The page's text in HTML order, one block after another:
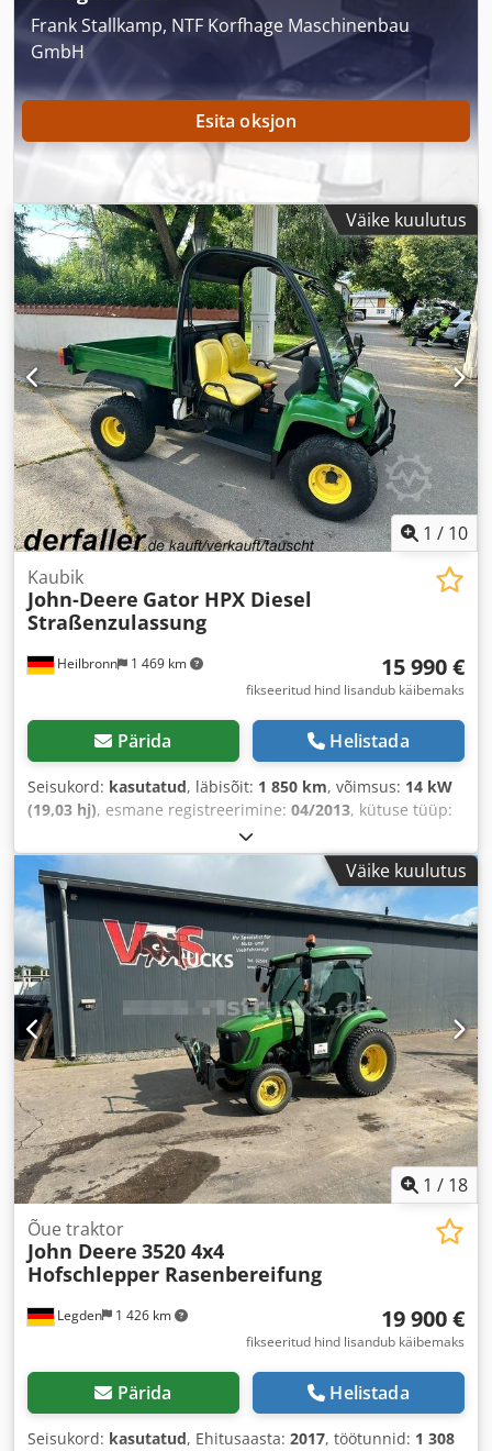
Frank Stallkamp, NTF Korfhage Maschinenbau
GmbH
Esita oksjon
Väike kuulutus
1 / 10
Heilbronn 1 469 km
Kaubik
John-Deere Gator HPX Diesel
Straßenzulassung
15 990 €
fikseeritud hind lisandub käibemaks
Pärida Helistada
Seisukord: kasutatud, läbisõit: 1 850 km, võimsus: 14 kW
(19,03 hj), esmane registreerimine: 04/2013, kütuse tüüp:
, värv:
mehaaniline, vedrustus:muu, istekohtade arv:2,
töötunnid:1 850 h
haagise haakeseade,
nelikvedu,
Väike kuulutus
1 / 18
Legden 1 426 km
Õue traktor
John Deere 3520 4x4
Hofschlepper Rasenbereifung
19 900 €
fikseeritud hind lisandub käibemaks
Pärida Helistada
Seisukord: kasutatud, Ehitusaasta: 2017, töötunnid: 1 308